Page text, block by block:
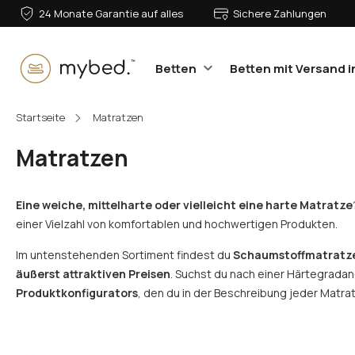
24 Monate Garantie auf alles Sichere Zahlungen
Betten Betten mit Versand
Startseite Matratzen
Passwort vergessen?
Matratzen
Eine weiche, mittelharte oder vielleicht eine harte Matratze
einer Vielzahl von komfortablen und hochwertigen Produkten.
Im untenstehenden Sortiment findest du
äußerst attraktiven Preisen. Suchst du nach einer
Produktkonfigurators, den du in der Beschreibung jeder